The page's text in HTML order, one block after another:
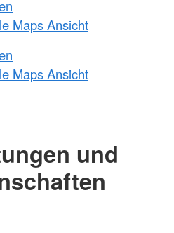
Maps Ansicht
Maps Ansicht
und